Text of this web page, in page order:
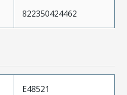
822350424462
E48521